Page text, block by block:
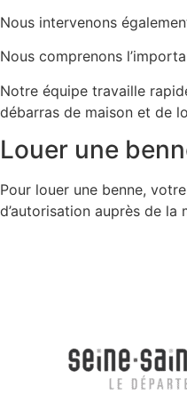
Nous intervenons
Nous comprenons
Notre équipe travaille
débarras de maison et de
Louer une
Pour louer une benne,
d’autorisation auprès de la